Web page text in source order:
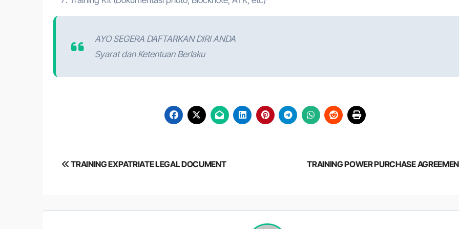
AYO SEGERA DAFTARKAN DIRI ANDA
Syarat dan Ketentuan Berlaku
Post
TRAINING EXPATRIATE LEGAL DOCUMENT TRAINING POWER PURCHASE